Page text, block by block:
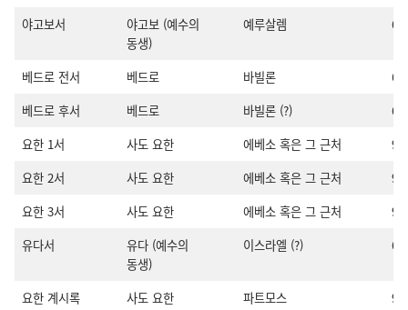
야고보서
야고보 (예수의
동생)
예루살렘 62
베드로 전서 베드로 바빌론
베드로 후서
베드로 바빌론 (?)
64
요한 1서
사도 요한 에베소 혹은 그 근처
98
요한 2서
사도 요한 에베소 혹은 그 근처
98
요한 3서
사도 요한 에베소 혹은 그 근처
98
유다서
유다 (예수의
동생)
이스라엘 (?) 65
요한 계시록 사도 요한 파트모스 96